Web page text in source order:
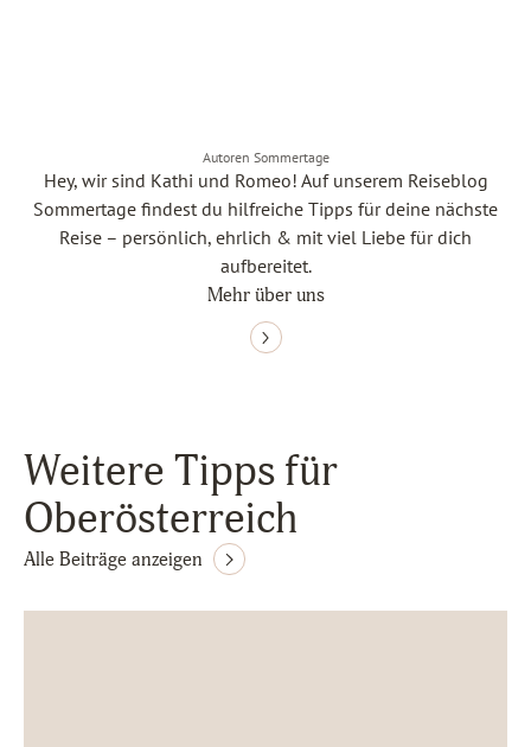
Autoren Sommertage
Hey, wir sind Kathi und Romeo! Auf unserem Reiseblog
Sommertage findest du hilfreiche Tipps für deine nächste
Reise – persönlich, ehrlich & mit viel Liebe für dich
aufbereitet.
Mehr über uns
Weitere Tipps für
Oberösterreich
Alle Beiträge anzeigen